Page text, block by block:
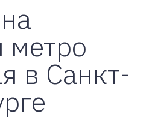
метро
в Санкт-